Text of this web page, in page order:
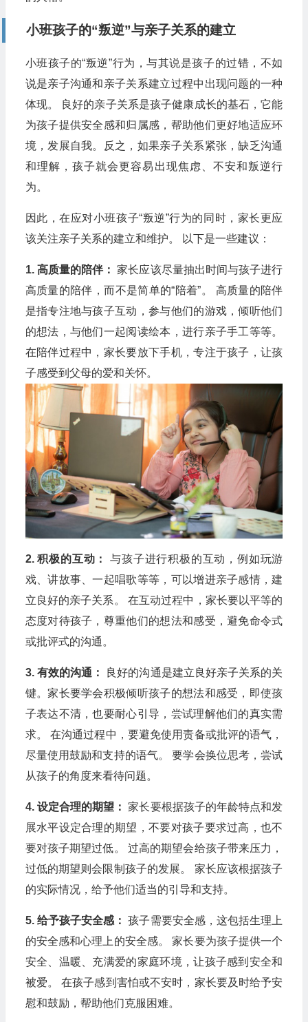
小班孩子的“叛逆”与亲子关系的建立
小班孩子的“叛逆”行为，与其说是孩子的过错，不如
说是亲子沟通和亲子关系建立过程中出现问题的一种
体现。 良好的亲子关系是孩子健康成长的基石，它能
为孩子提供安全感和归属感，帮助他们更好地适应环
境，发展自我。反之，如果亲子关系紧张，缺乏沟通
和理解，孩子就会更容易出现焦虑、不安和叛逆行
为。
因此，在应对小班孩子“叛逆”行为的同时，家长更应
该关注亲子关系的建立和维护。 以下是一些建议：
1. 高质量的陪伴： 家长应该尽量抽出时间与孩子进行
高质量的陪伴，而不是简单的“陪着”。 高质量的陪伴
是指专注地与孩子互动，参与他们的游戏，倾听他们
的想法，与他们一起阅读绘本，进行亲子手工等等。
在陪伴过程中，家长要放下手机，专注于孩子，让孩
子感受到父母的爱和关怀。
2. 积极的互动：
与孩子进行积极的互动，例如玩游
戏、讲故事、一起唱歌等等，可以增进亲子感情，建
立良好的亲子关系。 在互动过程中，家长要以平等的
态度对待孩子，尊重他们的想法和感受，避免命令式
或批评式的沟通。
3. 有效的沟通：
良好的沟通是建立良好亲子关系的关
键。家长要学会积极倾听孩子的想法和感受，即使孩
子表达不清，也要耐心引导，尝试理解他们的真实需
求。 在沟通过程中，要避免使用责备或批评的语气，
尽量使用鼓励和支持的语气。 要学会换位思考，尝试
从孩子的角度来看待问题。
4. 设定合理的期望： 家长要根据孩子的年龄特点和发
展水平设定合理的期望，不要对孩子要求过高，也不
要对孩子期望过低。 过高的期望会给孩子带来压力，
过低的期望则会限制孩子的发展。 家长应该根据孩子
的实际情况，给予他们适当的引导和支持。
5. 给予孩子安全感： 孩子需要安全感，这包括生理上
的安全感和心理上的安全感。 家长要为孩子提供一个
安全、温暖、充满爱的家庭环境，让孩子感到安全和
被爱。 在孩子感到害怕或不安时，家长要及时给予安
慰和鼓励，帮助他们克服困难。